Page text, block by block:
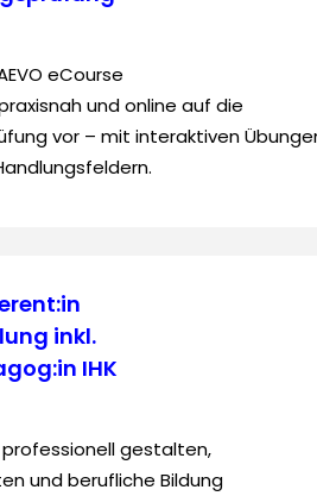
eCourse
und online auf die
vor – mit interaktiven
inkl.
IHK
gestalten,
und berufliche Bildung